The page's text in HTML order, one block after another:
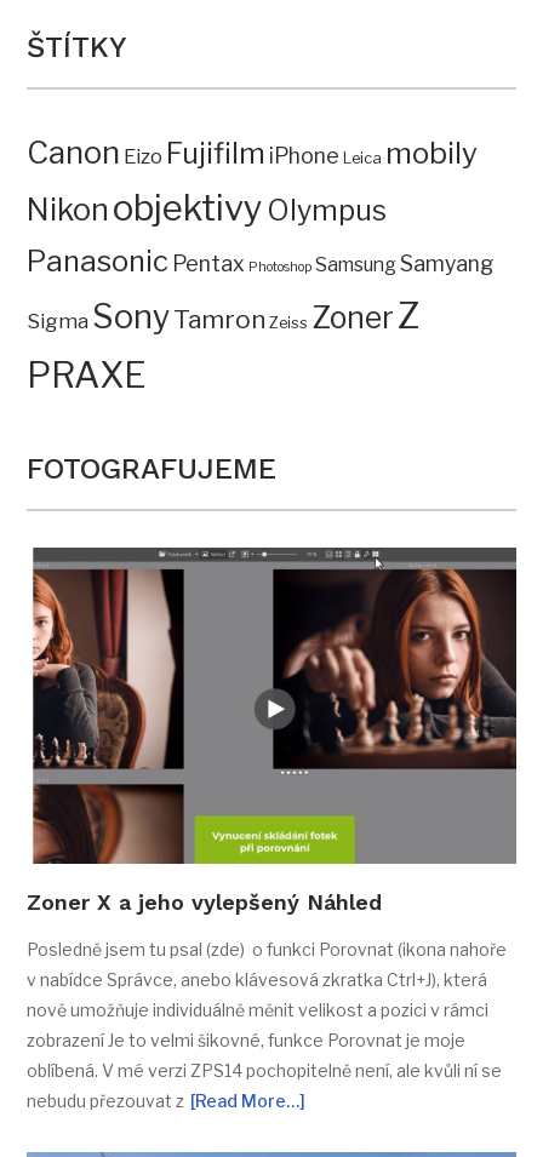
ŠTÍTKY
Canon Eizo Fujifilm iPhone Leica mobily
Nikon objektivy Olympus
Panasonic Pentax Photoshop SamsungSamyang
Sigma SonyTamron Zeiss ZonerZ
PRAXE
FOTOGRAFUJEME
Zoner X a jeho vylepšený Náhled
Posledně jsem tu psal (zde) o funkci Porovnat (ikona nahoře
v nabídce Správce, anebo klávesová zkratka Ctrl+J), která
nově umožňuje individuálně měnit velikost a pozici v rámci
zobrazení Je to velmi šikovné, funkce Porovnat je moje
oblíbená. V mé verzi ZPS14 pochopitelně není, ale kvůli ní se
nebudu přezouvat z [Read More…]